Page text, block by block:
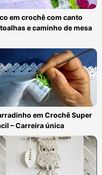
em crochê com canto
e caminho de mesa
em Crochê Super
– Carreira única